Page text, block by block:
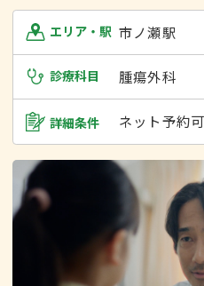
エリア・駅 市ノ瀬駅
診療科目 腫瘍外科
詳細条件 ネット予約可